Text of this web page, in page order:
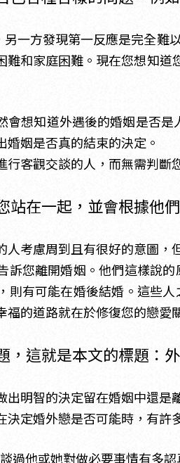
另一方發現第一反應是完全難
難和家庭困難。現在您想知
會想知道外遇後的婚姻是否是
姻是否真的結束的決定。
行客觀交談的人，而無需判
站在一起，並會根據他
人考慮周到且有很好的意圖，
訴您離開婚姻。他們這樣說
則有可能在婚後結婚。這些
的道路就在於修復您的戀愛
，這就是本文的標題：
出明智的決定留在婚姻中還是
決定婚外戀是否可能時，有許
過他或她對做必要事情有多認